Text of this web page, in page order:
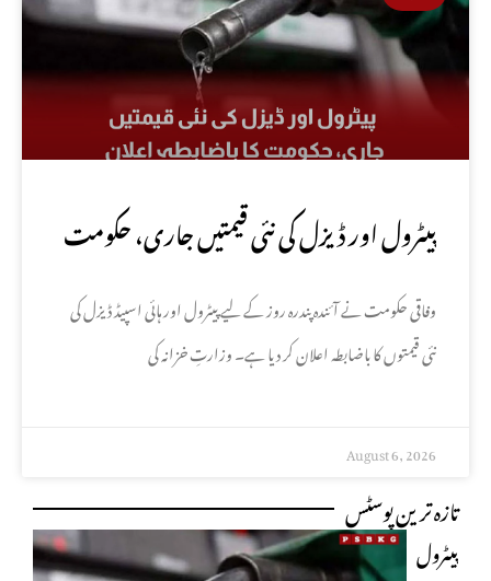
پیٹرول اور ڈیزل کی نئی قیمتیں جاری، حکومت
کا باضابطہ اعلان
وفاقی حکومت نے آئندہ پندرہ روز کے لیے پیٹرول اور ہائی اسپیڈ ڈیزل کی
نئی قیمتوں کا باضابطہ اعلان کر دیا ہے۔ وزارتِ خزانہ کی
August 6, 2026
تازہ ترین پوسٹس
پیٹرول